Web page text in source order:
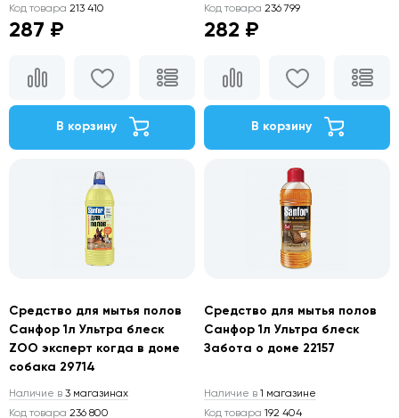
Код товара 213 410
287 ₽
В корзину
Код товара 236 799
282 ₽
В корзину
Средство для мытья полов
Санфор 1л Ультра блеск
ZOO эксперт когда в доме
собака 29714
Наличие в 3 магазинах
Код товара 236 800
Средство для мытья полов
Санфор 1л Ультра блеск
Забота о доме 22157
Наличие в 1 магазине
Код товара 192 404